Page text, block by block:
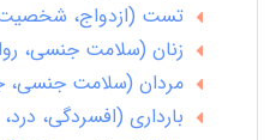
تست (ازدواج،
زنان (سلامت جنسی،
مردان (سلامت جنسی،
بارداری (افسردگی،